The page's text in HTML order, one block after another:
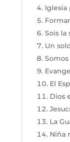
Sois la
Un
El
Dios
La
Niña